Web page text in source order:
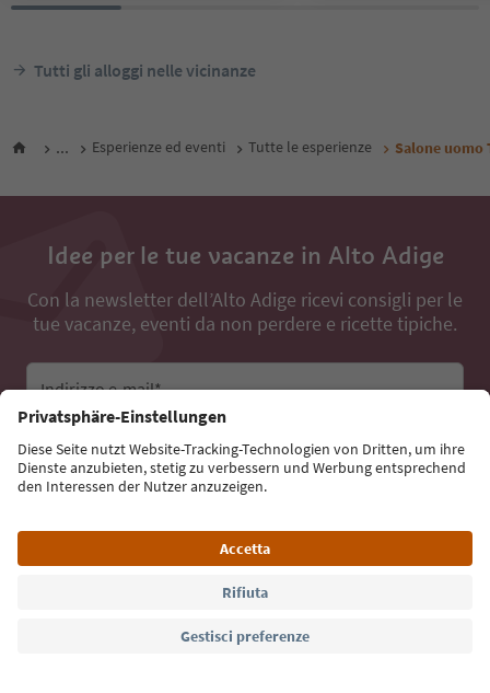
Tutti gli alloggi nelle vicinanze
... Esperienze ed eventi Tutte le esperienze Salone uomo
Idee per le tue vacanze in Alto Adige
Con la newsletter dell’Alto Adige ricevi consigli per le
tue vacanze, eventi da non perdere e ricette tipiche.
Indirizzo e-mail*
Iscriviti alla newsletter